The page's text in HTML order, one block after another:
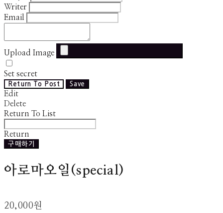
Writer
Email
Upload Image
Set secret
Return To Post Save
Edit
Delete
Return To List
Return
구매하기
아로마오일(special)
20,000원